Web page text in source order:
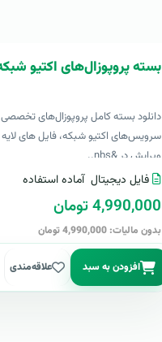
بسته پروپوزال‌های اکتیو
دانلود بسته کامل پروپوزال‌های تخصصی
سرویس‌های اکتیو شبکه، فایل های لایه
ویرایش در &nbs..
فایل دیجیتال آماده استفاده
4,990,000 تومان
بدون مالیات: 4,990,000 تومان
افزودن به سبد علاقه‌مندی